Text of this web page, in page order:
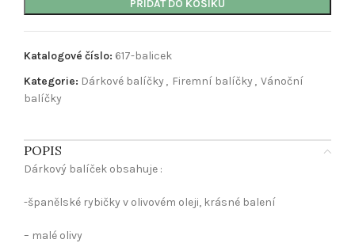
PŘIDAT DO KOŠÍKU
Katalogové číslo: 617-balicek
Kategorie: Dárkové balíčky, Firemní balíčky, Vánoční
balíčky
POPIS
Dárkový balíček obsahuje :
-španělské rybičky v olivovém oleji, krásné balení
– malé olivy